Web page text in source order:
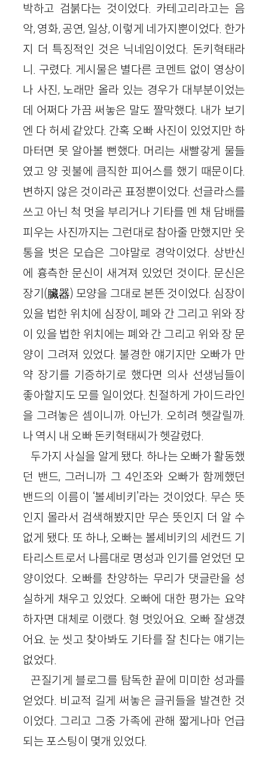
박하고 검붉다는 것이었다. 카테고리라고는 음
악, 영화, 공연, 일상, 이렇게 네가지뿐이었다. 한가
지 더 특징적인 것은 닉네임이었다. 돈키혁태라
니. 구렸다. 게시물은 별다른 코멘트 없이 영상이
나 사진, 노래만 올라 있는 경우가 대부분이었는
데 어쩌다 가끔 써놓은 말도 짤막했다. 내가 보기
엔 다 허세 같았다. 간혹 오빠 사진이 있었지만 하
마터면 못 알아볼 뻔했다. 머리는 새빨갛게 물들
였고 양 귓불에 큼직한 피어스를 했기 때문이다.
변하지 않은 것이라곤 표정뿐이었다. 선글라스를
쓰고 아닌 척 멋을 부리거나 기타를 멘 채 담배를
피우는 사진까지는 그런대로 참아줄 만했지만 웃
통을 벗은 모습은 그야말로 경악이었다. 상반신
에 흉측한 문신이 새겨져 있었던 것이다. 문신은
장기(臟器) 모양을 그대로 본뜬 것이었다. 심장이
있을 법한 위치에 심장이, 폐와 간 그리고 위와 장
이 있을 법한 위치에는 폐와 간 그리고 위와 장 문
양이 그려져 있었다. 불경한 얘기지만 오빠가 만
약 장기를 기증하기로 했다면 의사 선생님들이
좋아할지도 모를 일이었다. 친절하게 가이드라인
을 그려놓은 셈이니까. 아닌가. 오히려 헷갈릴까.
나 역시 내 오빠 돈키혁태씨가 헷갈렸다.
두가지 사실을 알게 됐다. 하나는 오빠가 활동했
던 밴드, 그러니까 그4인조와 오빠가 함께했던
밴드의 이름이 ‘볼셰비키’라는 것이었다. 무슨 뜻
인지 몰라서 검색해봤지만 무슨 뜻인지 더 알 수
없게 됐다. 또 하나, 오빠는 볼셰비키의 세컨드 기
타리스트로서 나름대로 명성과 인기를 얻었던 모
양이었다. 오빠를 찬양하는 무리가 댓글란을 성
실하게 채우고 있었다. 오빠에 대한 평가는 요약
하자면 대체로 이랬다. 형 멋있어요. 오빠 잘생겼
어요. 눈 씻고 찾아봐도 기타를 잘 친다는 얘기는
없었다.
끈질기게 블로그를 탐독한 끝에 미미한 성과를
얻었다. 비교적 길게 써놓은 글귀들을 발견한 것
이었다. 그리고 그중 가족에 관해 짧게나마 언급
되는 포스팅이 몇개 있었다.